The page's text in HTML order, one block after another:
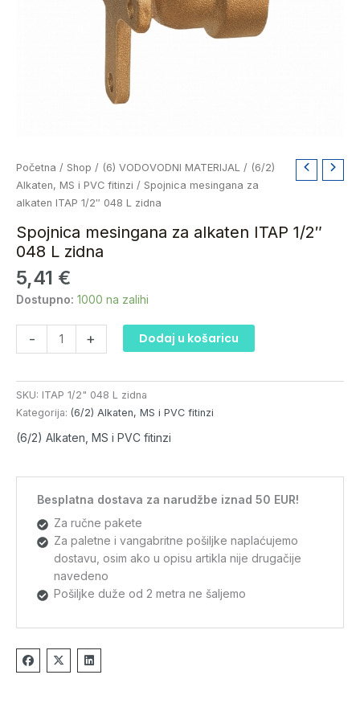
Početna / Shop / (6) VODOVODNI MATERIJAL / (6/2)
Alkaten, MS i PVC fitinzi / Spojnica mesingana za
alkaten ITAP 1/2″ 048 L zidna
Spojnica mesingana za alkaten ITAP 1/2″
048 L zidna
5,41 €
Dostupno: 1000 na zalihi
-
Spojnica
mesingana
za
ITAP
1/2"
048
zidna
količina
+ Dodaj u košaricu
SKU: ITAP 1/2" 048 L zidna
Kategorija: (6/2) Alkaten, MS i PVC fitinzi
(6/2) Alkaten, MS i PVC fitinzi
Besplatna dostava za narudžbe iznad 50 EUR!
Za ručne pakete
Za paletne i vangabritne pošiljke naplaćujemo
dostavu, osim ako u opisu artikla nije drugačije
navedeno
Pošiljke duže od 2 metra ne šaljemo